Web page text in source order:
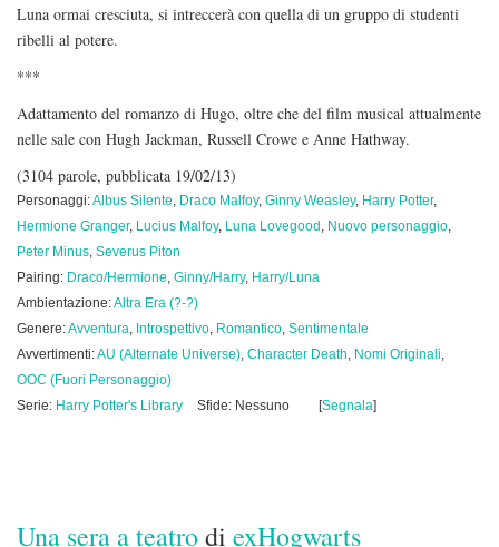
Luna ormai cresciuta, si intreccerà con quella di un gruppo di studenti
ribelli al potere.
***
Adattamento del romanzo di Hugo, oltre che del film musical attualmente
nelle sale con Hugh Jackman, Russell Crowe e Anne Hathway.
(3104 parole, pubblicata 19/02/13)
Personaggi:Albus Silente, Draco Malfoy, Ginny Weasley, Harry Potter,
Hermione Granger, Lucius Malfoy, Luna Lovegood , Nuovo personaggio,
Peter Minus, Severus Piton
Pairing: Draco/Hermione, Ginny/Harry, Harry/Luna
Ambientazione:Altra Era (?-?)
Genere:Avventura, Introspettivo, Romantico, Sentimentale
Avvertimenti:AU (Alternate Universe), Character Death, Nomi Originali,
OOC (Fuori Personaggio)
Serie: Harry Potter's Library Sfide: Nessuno [Segnala]
Una sera a teatrodi exHogwarts